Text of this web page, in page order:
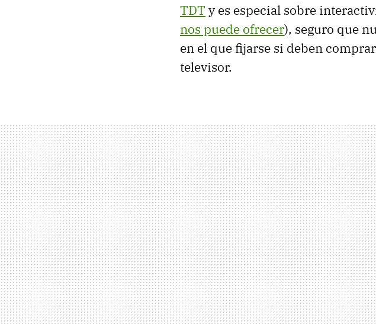
TDT y es especial sobre
nos puede ofrecer), seguro que
en el que fijarse si deben
televisor.